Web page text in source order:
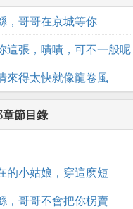
，哥哥在京城等你
這張，嘖嘖，可不一般呢
來得太快就像龍卷風
節目錄
的小姑娘，穿這麽短
，哥哥不會把你柺賣